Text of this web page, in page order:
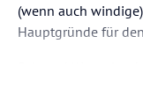
(wenn auch
Hauptgründe für
weitere Vorzüge zu